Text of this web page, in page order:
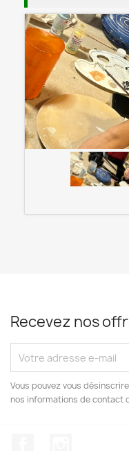
Recevez nos
Vous pouvez vous
nos informations de contact